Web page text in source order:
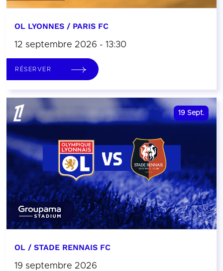
OL LYONNES / PARIS FC
12 septembre 2026 - 13:30
RÉSERVER
19 Sept.
OL / STADE RENNAIS FC
19 septembre 2026